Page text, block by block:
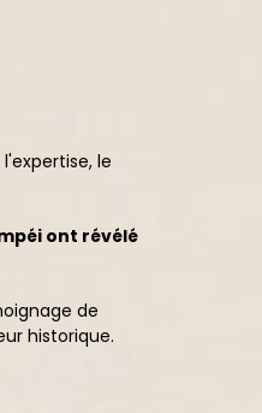
le
ont révélé
de
historique.